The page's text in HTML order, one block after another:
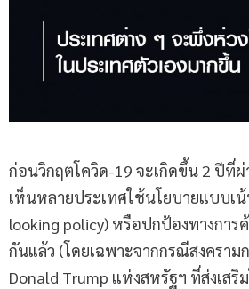
ก่อนวิกฤตโควิด-19 จะเกิดขึ้น 2 ปีที่ผ่
เห็นหลายประเทศใช้นโยบายแบบเ
looking policy) หรือปกป้องทางการ
กันแล้ว (โดยเฉพาะจากกรณีสงคราม
Donald Trump แห่งสหรัฐฯ ที่ส่งเส